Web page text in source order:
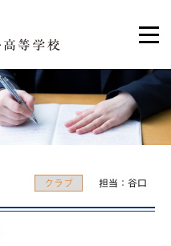
クラブ 担当：谷口